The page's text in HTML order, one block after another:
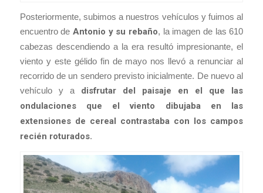
Posteriormente, subimos a nuestros vehículos y fuimos al
encuentro de Antonio y su rebaño, la imagen de las 610
cabezas descendiendo a la era resultó impresionante, el
viento y este gélido fin de mayo nos llevó a renunciar al
recorrido de un sendero previsto inicialmente. De nuevo al
vehículo y a disfrutar del paisaje en el que las
ondulaciones que el viento dibujaba en las
extensiones de cereal contrastaba con los campos
recién roturados.